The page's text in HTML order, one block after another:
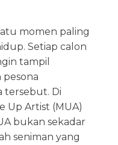
momen paling
Setiap calon
tampil
tersebut. Di
Up Artist (MUA)
bukan sekadar
seniman yang